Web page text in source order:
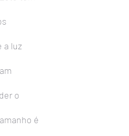
a luz
o
é